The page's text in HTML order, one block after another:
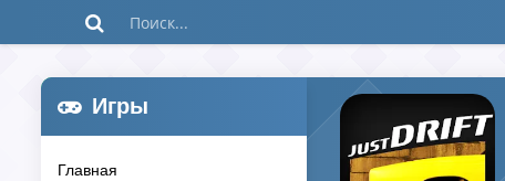
Игры
Главная